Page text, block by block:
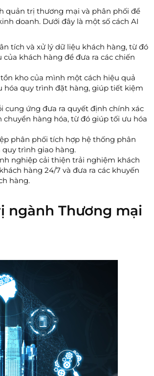
quản trị thương mại và phân phối để
doanh. Dưới đây là một số cách AI
tích và xử lý dữ liệu khách hàng, từ đó
khách hàng để đưa ra các chiến
kho của mình một cách hiệu quả
hóa quy trình đặt hàng, giúp tiết kiệm
cung ứng đưa ra quyết định chính xác
hàng hóa, từ đó giúp tối ưu hóa
phân phối tích hợp hệ thống phân
trình giao hàng.
nghiệp cải thiện trải nghiệm khách
hàng 24/7 và đưa ra các khuyến
hàng.
ngành Thương mại